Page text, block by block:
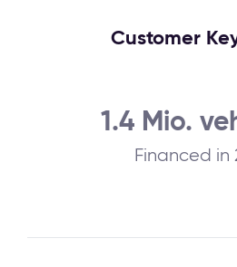
Customer
1.4 Mio.
Financed in